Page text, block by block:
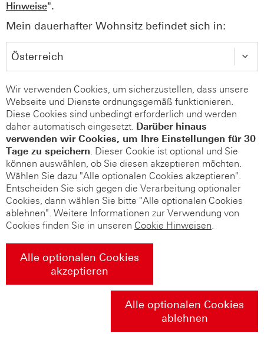
Hinweise".
Mein dauerhafter Wohnsitz befindet sich in:
Wir verwenden Cookies, um sicherzustellen, dass unsere
Webseite und Dienste ordnungsgemäß funktionieren.
Diese Cookies sind unbedingt erforderlich und werden
daher automatisch eingesetzt. Darüber hinaus
verwenden wir Cookies, um Ihre Einstellungen für 30
Tage zu speichern. Dieser Cookie ist optional und Sie
können auswählen, ob Sie diesen akzeptieren möchten.
Wählen Sie dazu "Alle optionalen Cookies akzeptieren".
Entscheiden Sie sich gegen die Verarbeitung optionaler
Cookies, dann wählen Sie bitte "Alle optionalen Cookies
ablehnen". Weitere Informationen zur Verwendung von
Cookies finden Sie in unseren Cookie Hinweisen.
Alle optionalen Cookies
akzeptieren
Alle optionalen Cookies
ablehnen